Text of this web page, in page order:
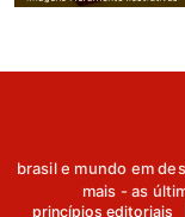
brasil e mundo em
mais - as
princípios editoriais